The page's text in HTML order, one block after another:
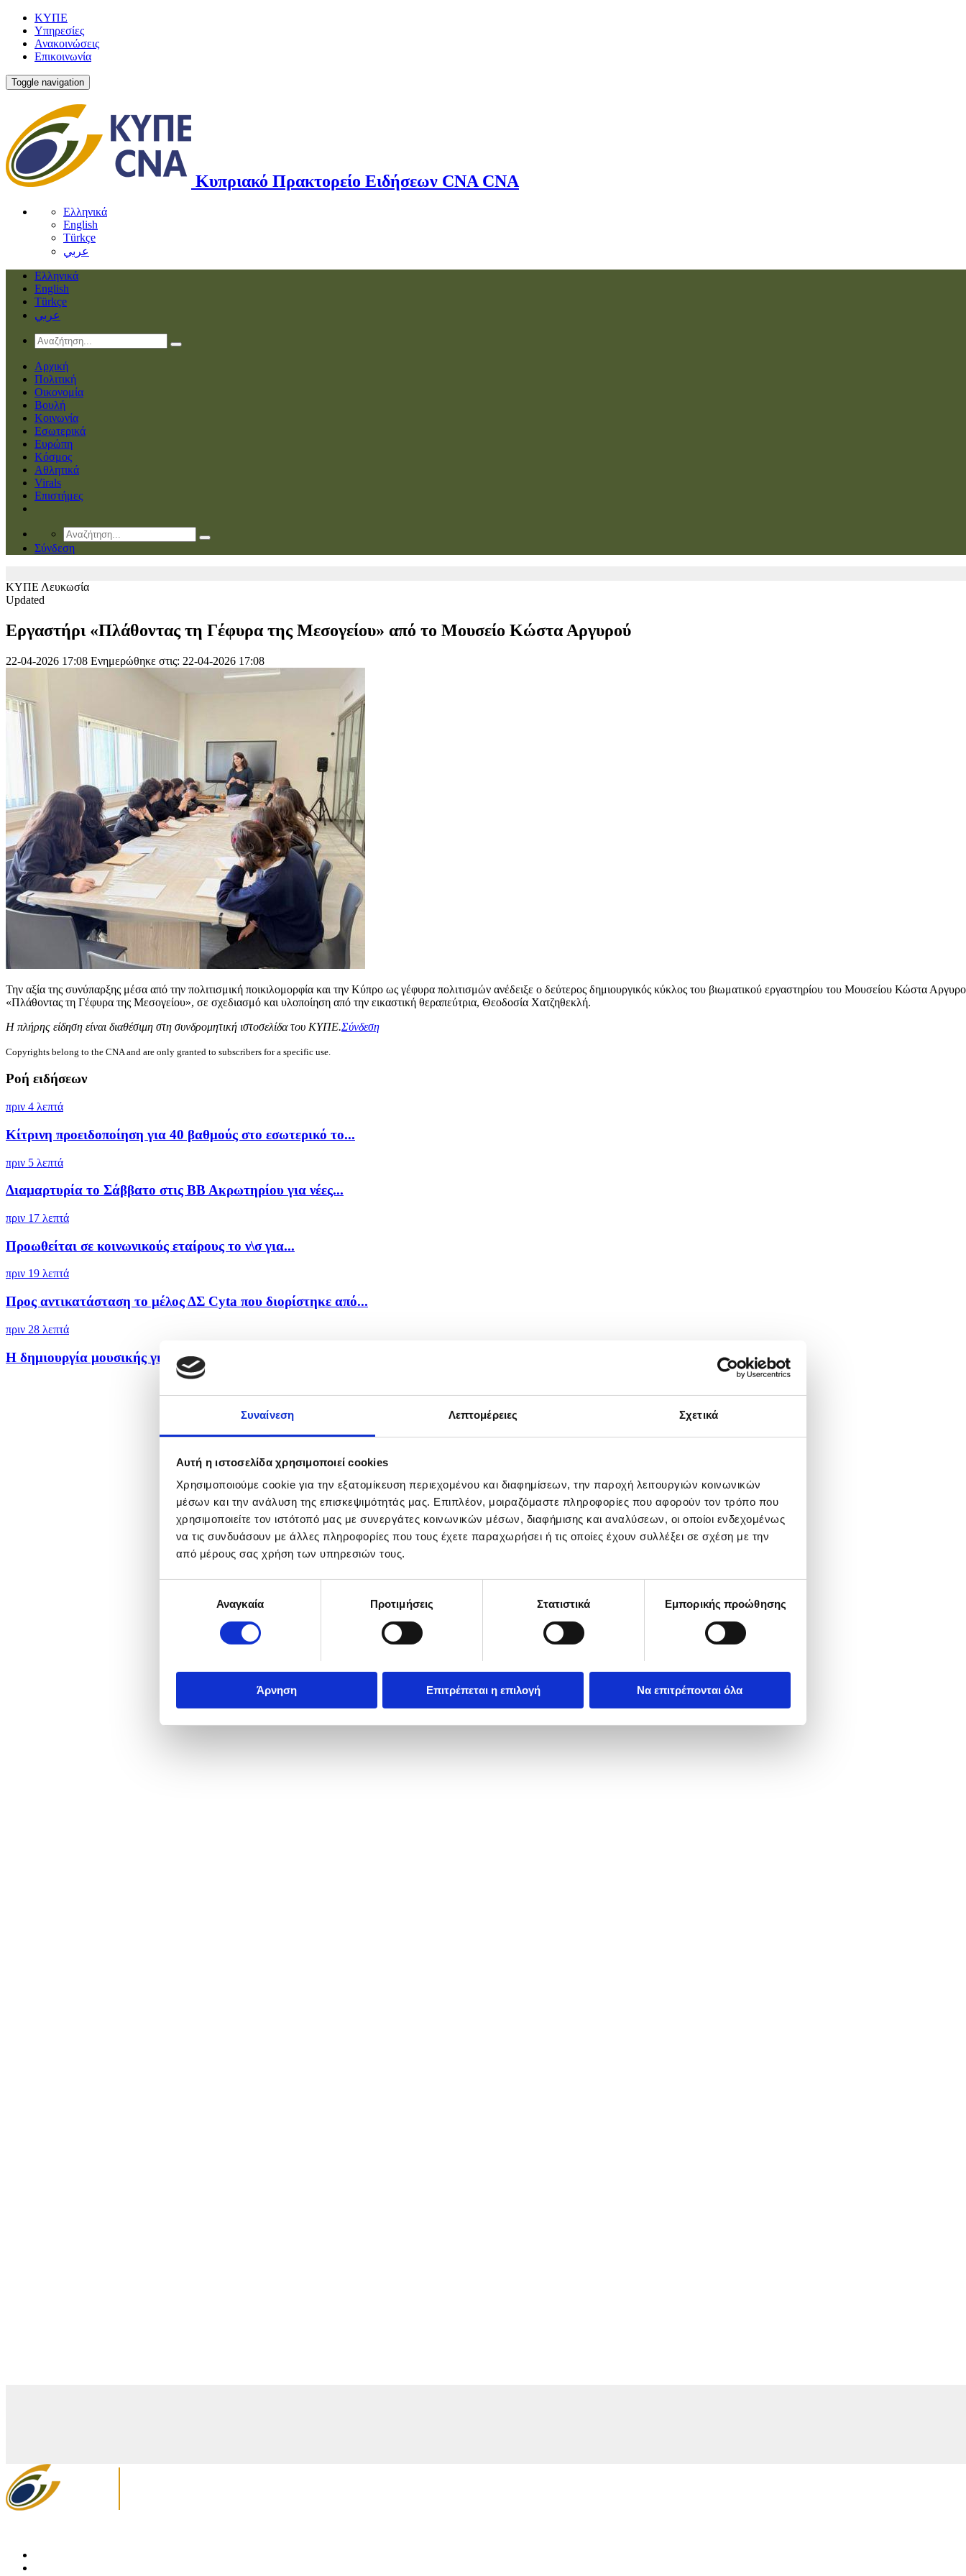
Συναίνεση Λεπτομέρειες Σχετικά
Αυτή η ιστοσελίδα χρησιμοποιεί cookies
Χρησιμοποιούμε cookie για την εξατομίκευση περιεχομένου και διαφημίσεων, την παροχή λειτουργιών κοινωνικών
μέσων και την ανάλυση της επισκεψιμότητάς μας. Επιπλέον, μοιραζόμαστε πληροφορίες που αφορούν τον τρόπο που
χρησιμοποιείτε τον ιστότοπό μας με συνεργάτες κοινωνικών μέσων, διαφήμισης και αναλύσεων, οι οποίοι ενδεχομένως
να τις συνδυάσουν με άλλες πληροφορίες που τους έχετε παραχωρήσει ή τις οποίες έχουν συλλέξει σε σχέση με την
από μέρους σας χρήση των υπηρεσιών τους.
συγκατάθεσηςΑναγκαία Προτιμήσεις Στατιστικά Εμπορικής προώθησης
Άρνηση Επιτρέπεται η επιλογή Να επιτρέπονται όλα
ΚΥΠΕ
Υπηρεσίες
Ανακοινώσεις
Επικοινωνία
Toggle navigation
Κυπριακό Πρακτορείο Ειδήσεων CNA CNA
Ελληνικά
English
Türkçe
عربي
Ελληνικά
English
Türkçe
عربي
Αρχική
Πολιτική
Οικονομία
Βουλή
Κοινωνία
Εσωτερικά
Ευρώπη
Κόσμος
Αθλητικά
Virals
Επιστήμες
Σύνδεση
ΚΥΠΕ Λευκωσία
Updated
Εργαστήρι «Πλάθοντας τη Γέφυρα της Μεσογείου» από το Μουσείο Κώστα Αργυρού
22-04-2026 17:08 Ενημερώθηκε στις: 22-04-2026 17:08
Την αξία της συνύπαρξης μέσα από την πολιτισμική ποικιλομορφία και την Κύπρο ως γέφυρα πολιτισμών ανέδειξε ο δεύτερος δημιουργικός κύκλος του βιωματικού εργαστηρίου του Μουσείου Κώστα
«Πλάθοντας τη Γέφυρα της Μεσογείου», σε σχεδιασμό και υλοποίηση από την εικαστική θεραπεύτρια, Θεοδοσία Χατζηθεκλή.
Η πλήρης είδηση είναι διαθέσιμη στη συνδρομητική ιστοσελίδα του ΚΥΠΕ.Σύνδεση
Copyrights belong to the CNA and are only granted to subscribers for a specific use.
Ροή ειδήσεων
πριν 4 λεπτά
Κίτρινη προειδοποίηση για 40 βαθμούς στο εσωτερικό το...
πριν 5 λεπτά
Διαμαρτυρία το Σάββατο στις ΒΒ Ακρωτηρίου για νέες...
πριν 17 λεπτά
Προωθείται σε κοινωνικούς εταίρους το ν\σ για...
πριν 19 λεπτά
Προς αντικατάσταση το μέλος ΔΣ Cyta που διορίστηκε από...
πριν 28 λεπτά
Η δημιουργία μουσικής για την Ολυμπιακή Φλόγα ύψιστη...